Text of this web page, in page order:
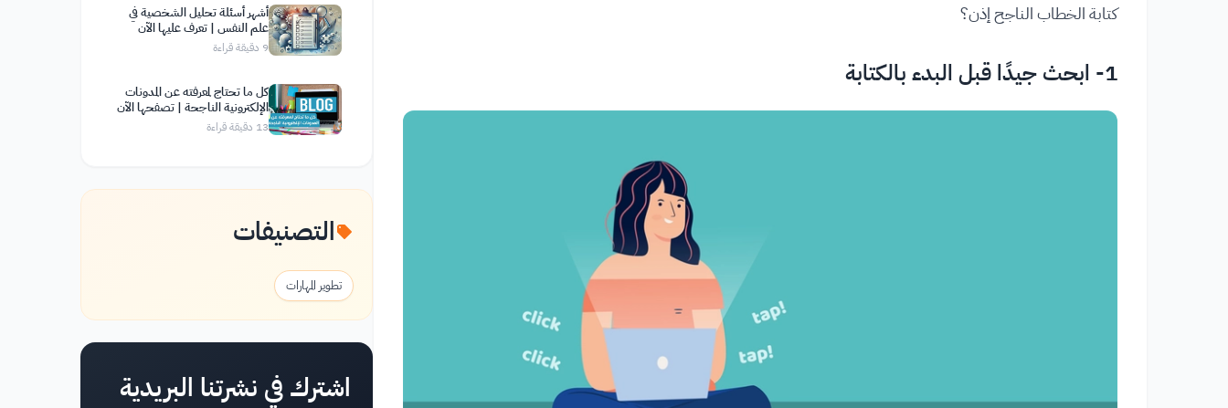
كتابة الخطاب الناجح إذن؟
1- ابحث جيدًا قبل البدء بالكتابة
أشهر أسئلة تحليل الشخصية في
علم النفس | تعرف عليها الآن
9 دقيقة قراءة
كل ما تحتاج لمعرفته عن المدونات
الإلكترونية الناجحة | تصفحها الآن
13 دقيقة قراءة
التصنيفات
تطوير المهارات
اشترك في نشرتنا البريدية